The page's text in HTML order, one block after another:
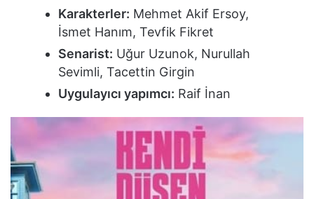
Karakterler: Mehmet Akif Ersoy,
İsmet Hanım, Tevfik Fikret
Senarist: Uğur Uzunok, Nurullah
Sevimli, Tacettin Girgin
Uygulayıcı yapımcı: Raif İnan